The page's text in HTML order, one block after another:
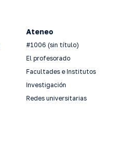
Ateneo
#1006 (sin título)
El profesorado
Facultades e Institutos
Investigación
Redes universitarias